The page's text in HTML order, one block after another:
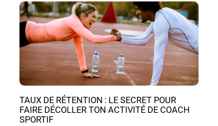
TAUX DE RÉTENTION : LE SECRET POUR
FAIRE DÉCOLLER TON ACTIVITÉ DE COACH
SPORTIF